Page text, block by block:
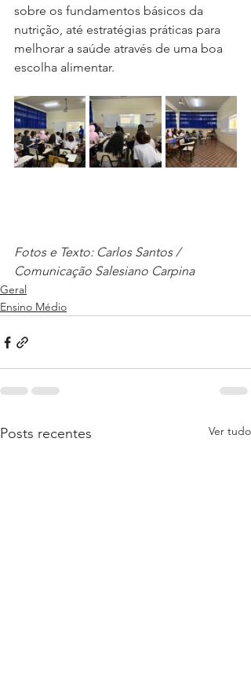
sobre os fundamentos básicos da
nutrição, até estratégias práticas para
melhorar a saúde através de uma boa
escolha alimentar.
Fotos e Texto: Carlos Santos /
Comunicação Salesiano Carpina
Geral
Ensino Médio
Posts recentes Ver tudo